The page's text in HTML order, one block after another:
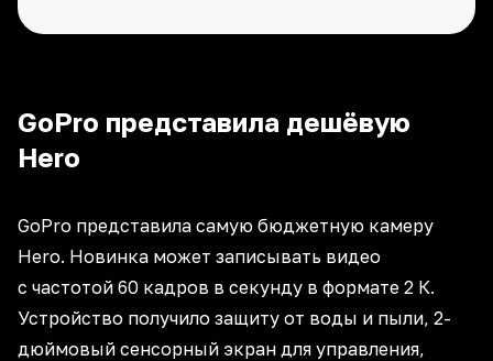
GoPro представила дешёвую
Hero
GoPro представила самую бюджетную камеру
Hero. Новинка может записывать видео
с частотой 60 кадров в секунду в формате 2 К.
Устройство получило защиту от воды и пыли, 2-
дюймовый сенсорный экран для управления,